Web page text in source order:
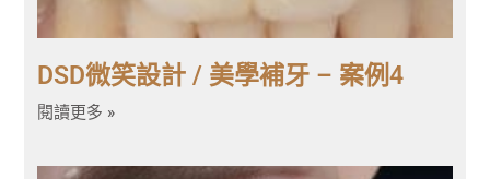
DSD微笑設計 / 美學補牙 – 案例4
閱讀更多 »